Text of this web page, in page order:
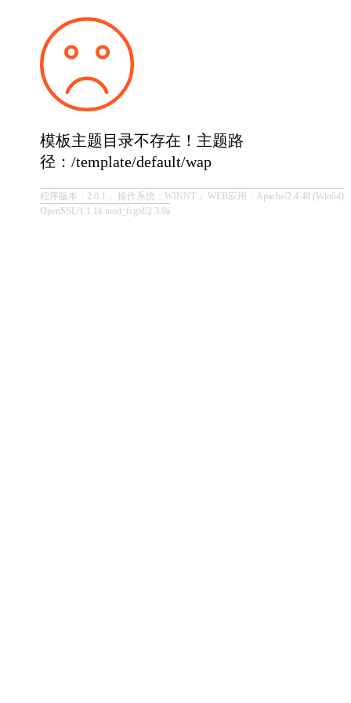
模板主题目录不存在！主题路
径：/template/default/wap
程序版本：2.0.1， 操作系统：WINNT， WEB应用：Apache/2.4.48 (Win64)
OpenSSL/1.1.1k mod_fcgid/2.3.9a